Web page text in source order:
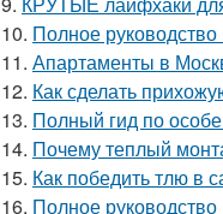
10. Полное
11. Апартаменты в
12. Как сделать
13. Полный гид по
14. Почему теплый
15. Как победить тлю в
16. Полное